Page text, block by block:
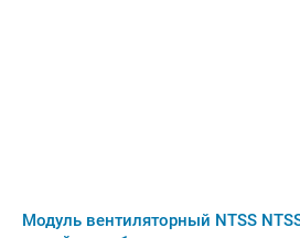
Модуль вентиляторный NTSS